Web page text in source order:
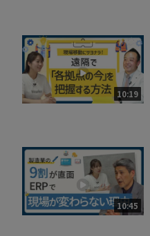
10:19
10:45